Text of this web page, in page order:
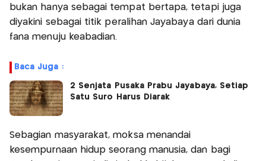
bukan hanya sebagai tempat bertapa, tetapi juga
diyakini sebagai titik peralihan Jayabaya dari dunia
fana menuju keabadian.
Baca Juga :
2 Senjata Pusaka Prabu Jayabaya, Setiap
Satu Suro Harus Diarak
Sebagian masyarakat, moksa menandai
kesempurnaan hidup seorang manusia, dan bagi